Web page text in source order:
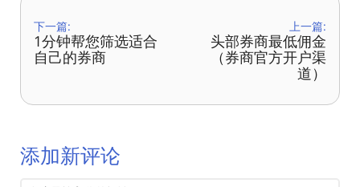
下一篇:
1分钟帮您筛选适合
自己的券商
上一篇:
头部券商最低佣金
（券商官方开户渠
道）
添加新评论